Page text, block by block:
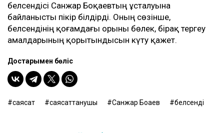
белсендісі Санжар Боқаевтың ұсталуына
байланысты пікір білдірді. Оның сөзінше,
белсендінің қоғамдағы орыны бөлек, бірақ тергеу
амалдарының қорытындысын күту қажет.
Достарыңмен бөліс
саясат саясаттанушы Санжар Боқаев белсенді